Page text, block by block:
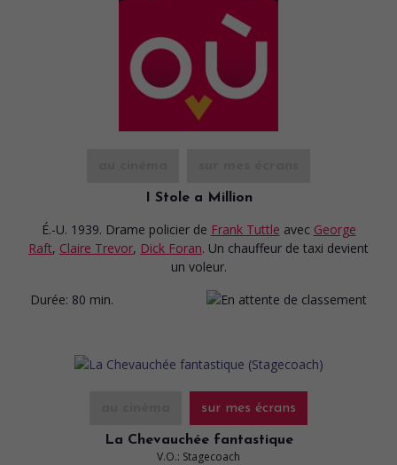
I Stole a Million
É.-U. 1939. Drame policier de Frank Tuttle avec George
Raft, Claire Trevor, Dick Foran. Un chauffeur de taxi devient
un voleur.
Durée: 80 min.
sur mes écrans
La Chevauchée fantastique
V.O.: Stagecoach